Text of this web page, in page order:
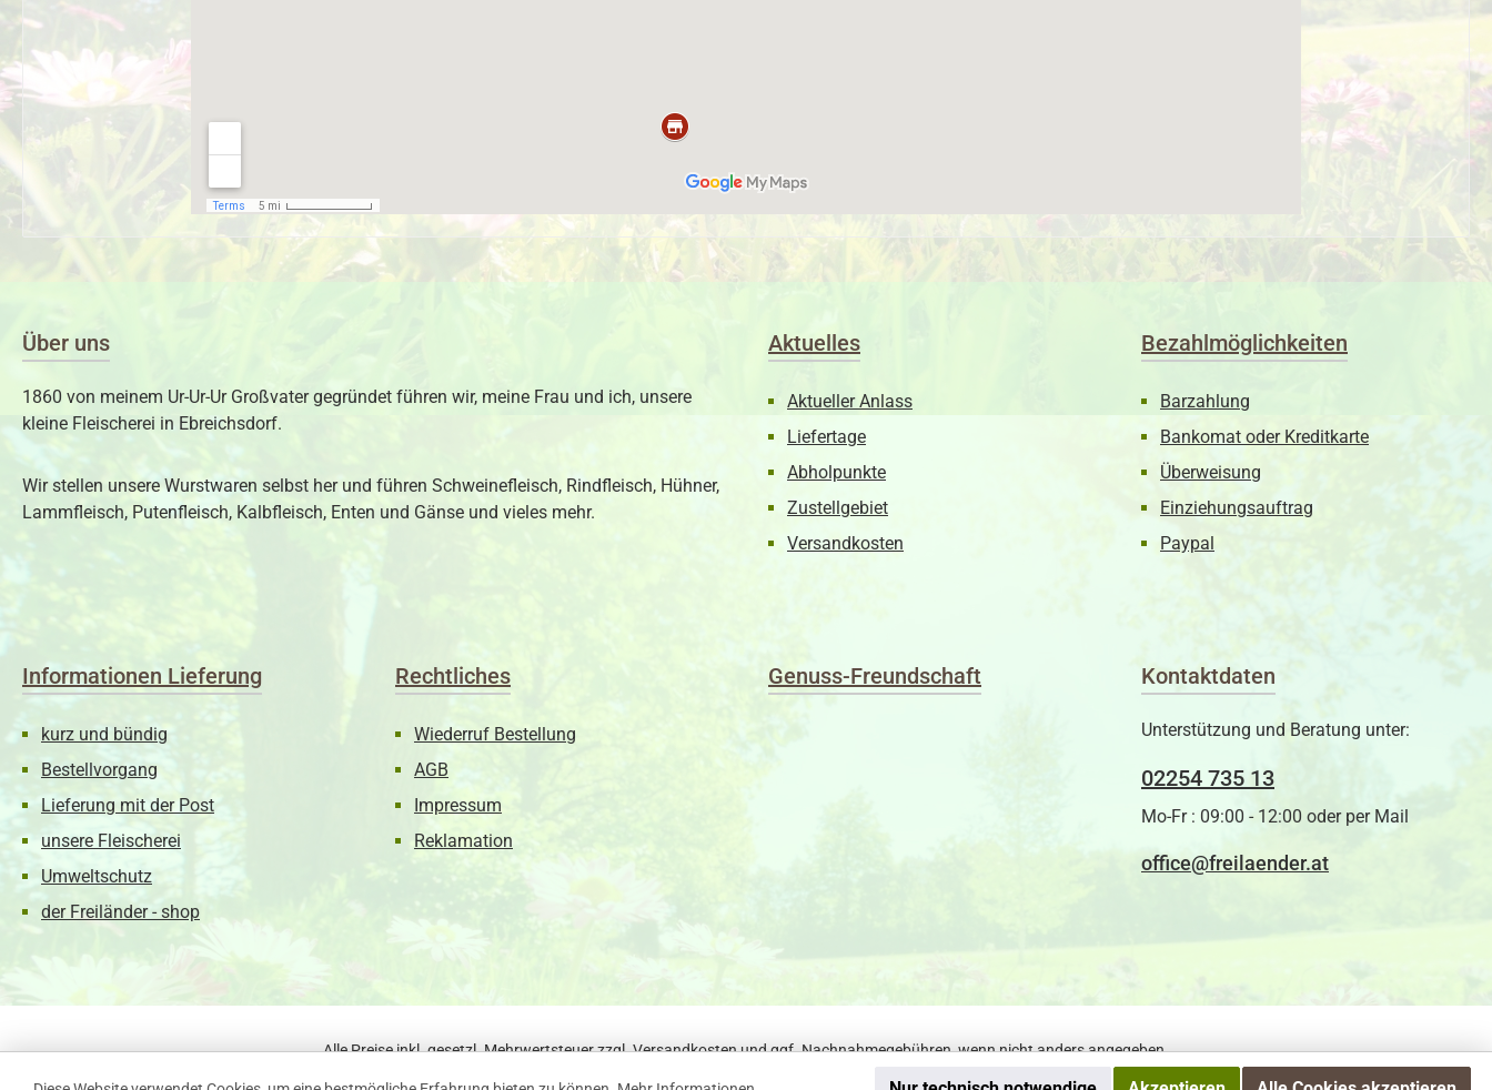
Über uns
1860 von meinem Ur-Ur-Ur Großvater gegründet führen wir, meine Frau und ich, unsere
kleine Fleischerei in Ebreichsdorf.
Wir stellen unsere Wurstwaren selbst her und führen Schweinefleisch, Rindfleisch, Hühner,
Lammfleisch, Putenfleisch, Kalbfleisch, Enten und Gänse und vieles mehr.
Aktuelles
Aktueller Anlass
Liefertage
Abholpunkte
Zustellgebiet
Versandkosten
Bezahlmöglichkeiten
Barzahlung
Bankomat oder Kreditkarte
Überweisung
Einziehungsauftrag
Paypal
Informationen Lieferung
kurz und bündig
Bestellvorgang
Lieferung mit der Post
unsere Fleischerei
Umweltschutz
der Freiländer - shop
Rechtliches
Wiederruf Bestellung
AGB
Impressum
Reklamation
Genuss-Freundschaft Kontaktdaten
Unterstützung und Beratung unter:
02254 735 13
Mo-Fr : 09:00 - 12:00 oder per Mail
office@freilaender.at
Alle Preise inkl. gesetzl. Mehrwertsteuer zzgl.Versandkostenund ggf. Nachnahmegebühren, wenn nicht anders angegeben.